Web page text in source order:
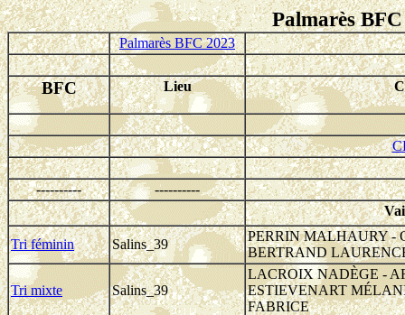
Palmarès
Palmarès BFC 2023
BFC Lieu
----------
----------
Tri féminin Salins_39
PERRIN MALHAURY -
BERTRAND
Tri mixte Salins_39
LACROIX NADÈGE -
ESTIEVENART
FABRICE